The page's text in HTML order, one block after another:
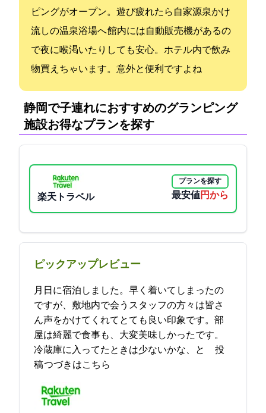
ピングがオープン。遊び疲れたら自家源泉かけ
流しの温泉浴場へ 館内には自動販売機があるの
で夜に喉渇いたりしても安心。ホテル内で飲み
物買えちゃいます。意外と便利ですよね
静岡で子連れにおすすめのグランピング
施設:お得なプランを探す
楽天トラベル
プランを探す
最安値14465円から
ピックアップレビュー
4月2日に宿泊しました。早く着いてしまったの
ですが、敷地内で会うスタッフの方々は皆さ
ん声をかけてくれてとても良い印象です。部
屋は綺麗で食事も、大変美味しかったです。
冷蔵庫に入ってたときは少ないかな、と… 2023-04-04 11:29:02投
稿つづきはこちら